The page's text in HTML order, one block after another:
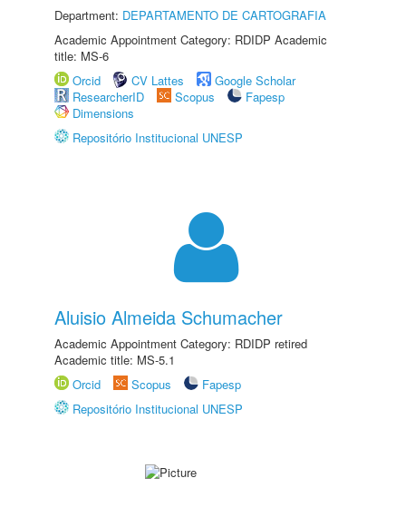
Department: DEPARTAMENTO DE CARTOGRAFIA
Academic Appointment Category: RDIDP Academic
title: MS-6
Orcid
CV Lattes
Google Scholar
ResearcherID
Scopus
Fapesp
Dimensions
Repositório Institucional UNESP
Aluisio Almeida Schumacher
Academic Appointment Category: RDIDP retired
Academic title: MS-5.1
Orcid
Scopus
Fapesp
Repositório Institucional UNESP